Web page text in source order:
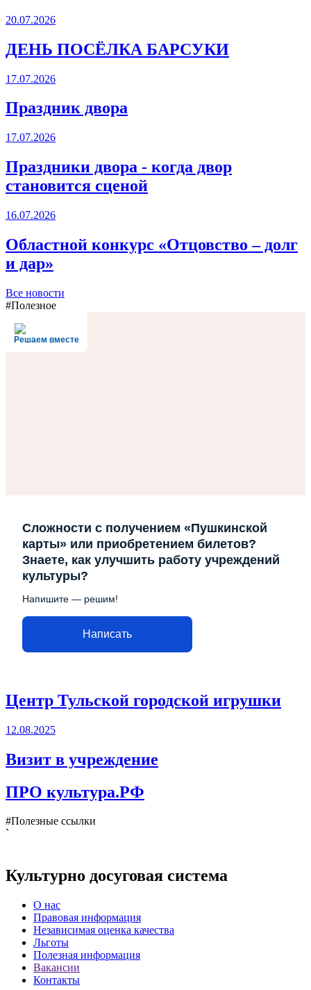
20.07.2026
ДЕНЬ ПОСЁЛКА БАРСУКИ
17.07.2026
Праздник двора
17.07.2026
Праздники двора - когда двор
становится сценой
16.07.2026
Областной конкурс «Отцовство – долг
и дар»
Все новости
#Полезное
Решаем вместе
Сложности с получением «Пушкинской
карты» или приобретением билетов?
Знаете, как улучшить работу учреждений
культуры?
Напишите — решим!
Написать
Центр Тульской городской игрушки
12.08.2025
Визит в учреждение
ПРО культура.РФ
#Полезные ссылки
`
Культурно досуговая система
О нас
Правовая информация
Независимая оценка качества
Льготы
Полезная информация
Вакансии
Контакты